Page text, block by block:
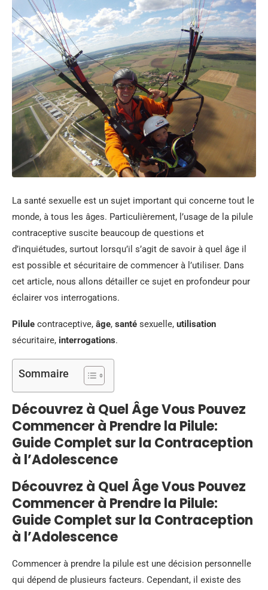
La santé sexuelle est un sujet important qui concerne tout le
monde, à tous les âges. Particulièrement, l’usage de la pilule
contraceptive suscite beaucoup de questions et
d’inquiétudes, surtout lorsqu’il s’agit de savoir à quel âge il
est possible et sécuritaire de commencer à l’utiliser. Dans
cet article, nous allons détailler ce sujet en profondeur pour
éclairer vos interrogations.
Pilule contraceptive, âge, santé sexuelle, utilisation
sécuritaire, interrogations.
Sommaire
Découvrez à Quel Âge Vous Pouvez
Commencer à Prendre la Pilule:
Guide Complet sur la Contraception
à l’Adolescence
Découvrez à Quel Âge Vous Pouvez
Commencer à Prendre la Pilule:
Guide Complet sur la Contraception
à l’Adolescence
Commencer à prendre la pilule est une décision personnelle
qui dépend de plusieurs facteurs. Cependant, il existe des